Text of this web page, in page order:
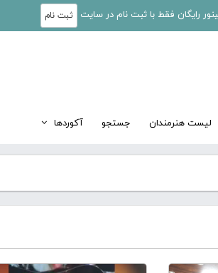
ثبت نام
لیست هنرمندان جستجو آکوردها